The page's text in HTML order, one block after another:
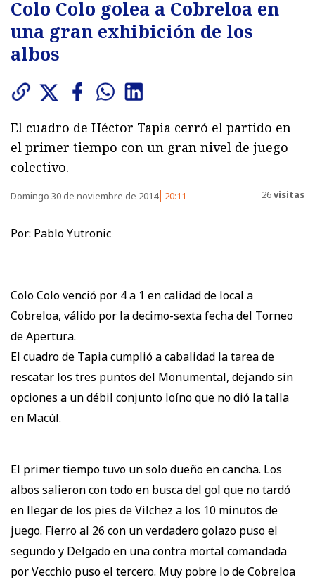
Colo Colo golea a Cobreloa en
una gran exhibición de los
albos
El cuadro de Héctor Tapia cerró el partido en
el primer tiempo con un gran nivel de juego
colectivo.
Domingo 30 de noviembre de 2014 20:11 26visitas
Por: Pablo Yutronic
Colo Colo venció por 4 a 1 en calidad de local a
Cobreloa, válido por la decimo-sexta fecha del Torneo
de Apertura.
El cuadro de Tapia cumplió a cabalidad la tarea de
rescatar los tres puntos del Monumental, dejando sin
opciones a un débil conjunto loíno que no dió la talla
en Macúl.
El primer tiempo tuvo un solo dueño en cancha. Los
albos salieron con todo en busca del gol que no tardó
en llegar de los pies de Vilchez a los 10 minutos de
juego. Fierro al 26 con un verdadero golazo puso el
segundo y Delgado en una contra mortal comandada
por Vecchio puso el tercero. Muy pobre lo de Cobreloa